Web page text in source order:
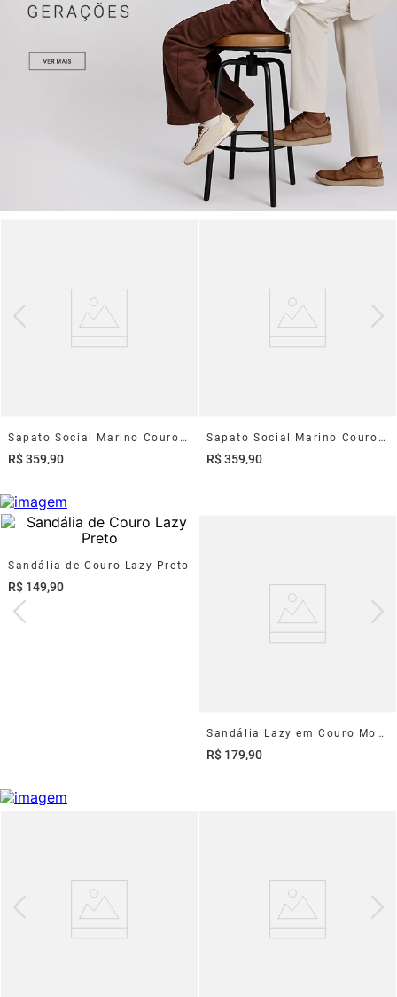
Sapato Social Marino Couro Castanho
R$359,90
Sapato Social Marino Couro Preto
R$359,90
Sandália de Couro Lazy Preto
R$ 149,90
Sandália Lazy em Couro Mouro
R$ 179,90